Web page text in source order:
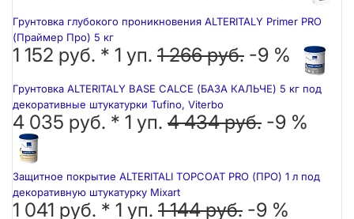
Грунтовка глубокого проникновения ALTERITALY Primer PRO
(Праймер Про) 5 кг
1 152 руб. * 1 уп. 1 266 руб. -9 %
Грунтовка ALTERITALY BASE CALCE (БАЗА КАЛЬЧЕ) 5 кг под
декоративные штукатурки Tufino, Viterbo
4 035 руб. * 1 уп. 4 434 руб. -9 %
Защитное покрытие ALTERITALI TOPCOAT PRO (ПРО) 1 л под
декоративную штукатурку Mixart
1 041 руб. * 1 уп. 1 144 руб. -9 %